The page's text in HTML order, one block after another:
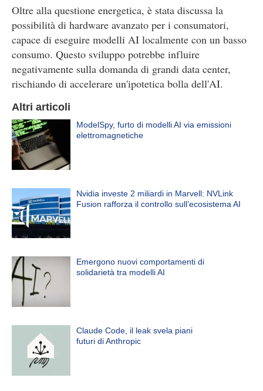
Oltre alla questione energetica, è stata discussa la
possibilità di hardware avanzato per i consumatori,
capace di eseguire modelli AI localmente con un basso
consumo. Questo sviluppo potrebbe influire
negativamente sulla domanda di grandi data center,
rischiando di accelerare un'ipotetica bolla dell'AI.
Altri articoli
ModelSpy, furto di modelli AI via emissioni
elettromagnetiche
Nvidia investe 2 miliardi in Marvell: NVLink
Fusion rafforza il controllo sull’ecosistema AI
Emergono nuovi comportamenti di
solidarietà tra modelli AI
Claude Code, il leak svela piani
futuri di Anthropic